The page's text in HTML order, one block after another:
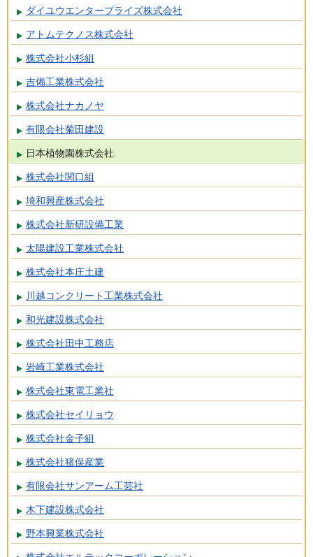
ダイユウエンタープライズ株式会社
アトムテクノス株式会社
株式会社小杉組
吉備工業株式会社
株式会社ナカノヤ
有限会社菊田建設
日本植物園株式会社
株式会社関口組
埼和興産株式会社
株式会社新研設備工業
太陽建設工業株式会社
株式会社本庄土建
川越コンクリート工業株式会社
和光建設株式会社
株式会社田中工務店
岩崎工業株式会社
株式会社東電工業社
株式会社セイリョウ
株式会社金子組
株式会社猪俣産業
有限会社サンアーム工芸社
木下建設株式会社
野本興業株式会社